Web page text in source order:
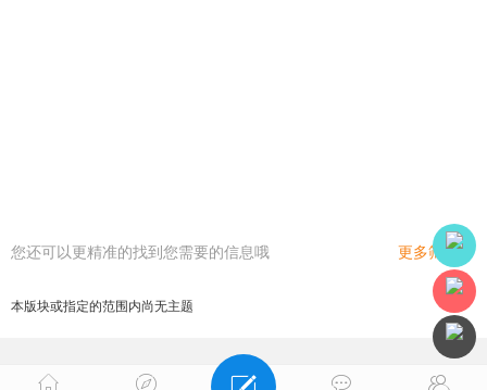
您还可以更精准的找到您需要的信息哦 更多筛选
本版块或指定的范围内尚无主题